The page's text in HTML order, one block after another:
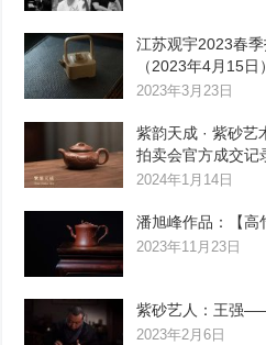
江苏观宇2023春
（2023年4月15日）
2023年3月23日
紫韵天成 · 紫砂
拍卖会官方成交记
2024年1月14日
潘旭峰作品：【高
2023年11月23日
紫砂艺人：王强
2023年2月6日